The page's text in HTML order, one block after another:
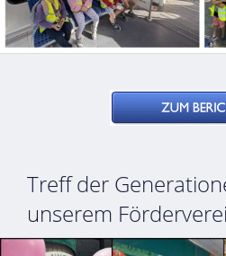
Treff der
unserem